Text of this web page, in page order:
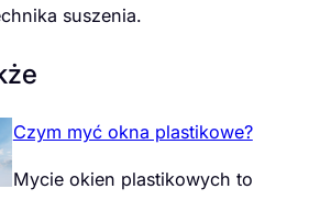
suszenia.
Czym myć okna plastikowe?
Mycie okien plastikowych to